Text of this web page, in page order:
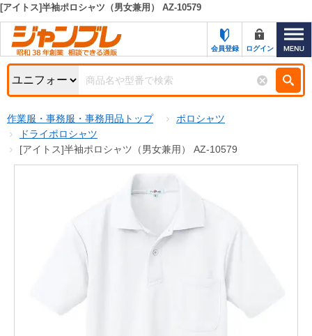
カテゴリー一覧
お知らせ
特集・キャンペーン一覧
初めての方へ
お問い合わせ
サポート＆ヘルプ
ジャンブレの特長
キーワード検索
検索条件
商品カテゴリから選ぶ
キャンペーン
販売終了
[アイトス]半袖ポロシャツ（男女兼用） AZ-10579
会員登録 ログイン
作業服・事務服・事務用品トップ
ポロシャツ
ドライポロシャツ
[アイトス]半袖ポロシャツ（男女兼用） AZ-10579